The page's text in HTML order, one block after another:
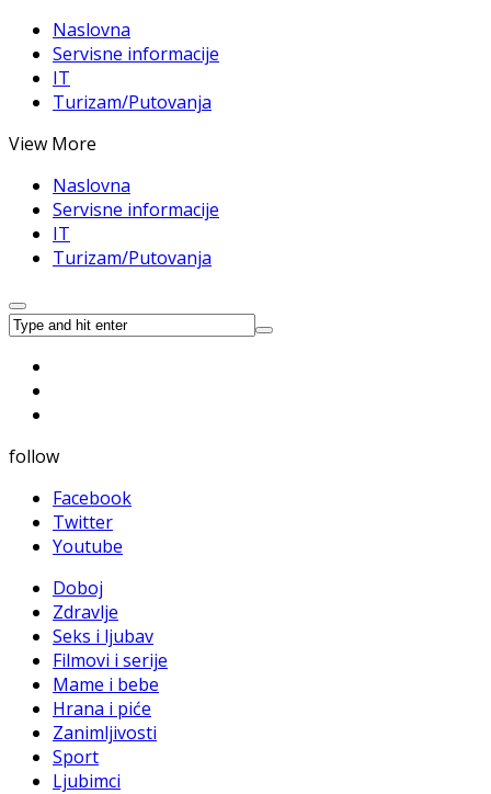
Naslovna
Servisne informacije
IT
Turizam/Putovanja
View More
Naslovna
Servisne informacije
IT
Turizam/Putovanja
follow
Facebook
Twitter
Youtube
Doboj
Zdravlje
Seks i ljubav
Filmovi i serije
Mame i bebe
Hrana i piće
Zanimljivosti
Sport
Ljubimci